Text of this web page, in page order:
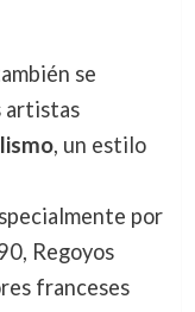
se
artistas
, un estilo
por
Regoyos
franceses